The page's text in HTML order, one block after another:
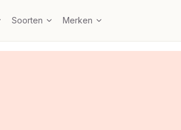
Soorten Merken